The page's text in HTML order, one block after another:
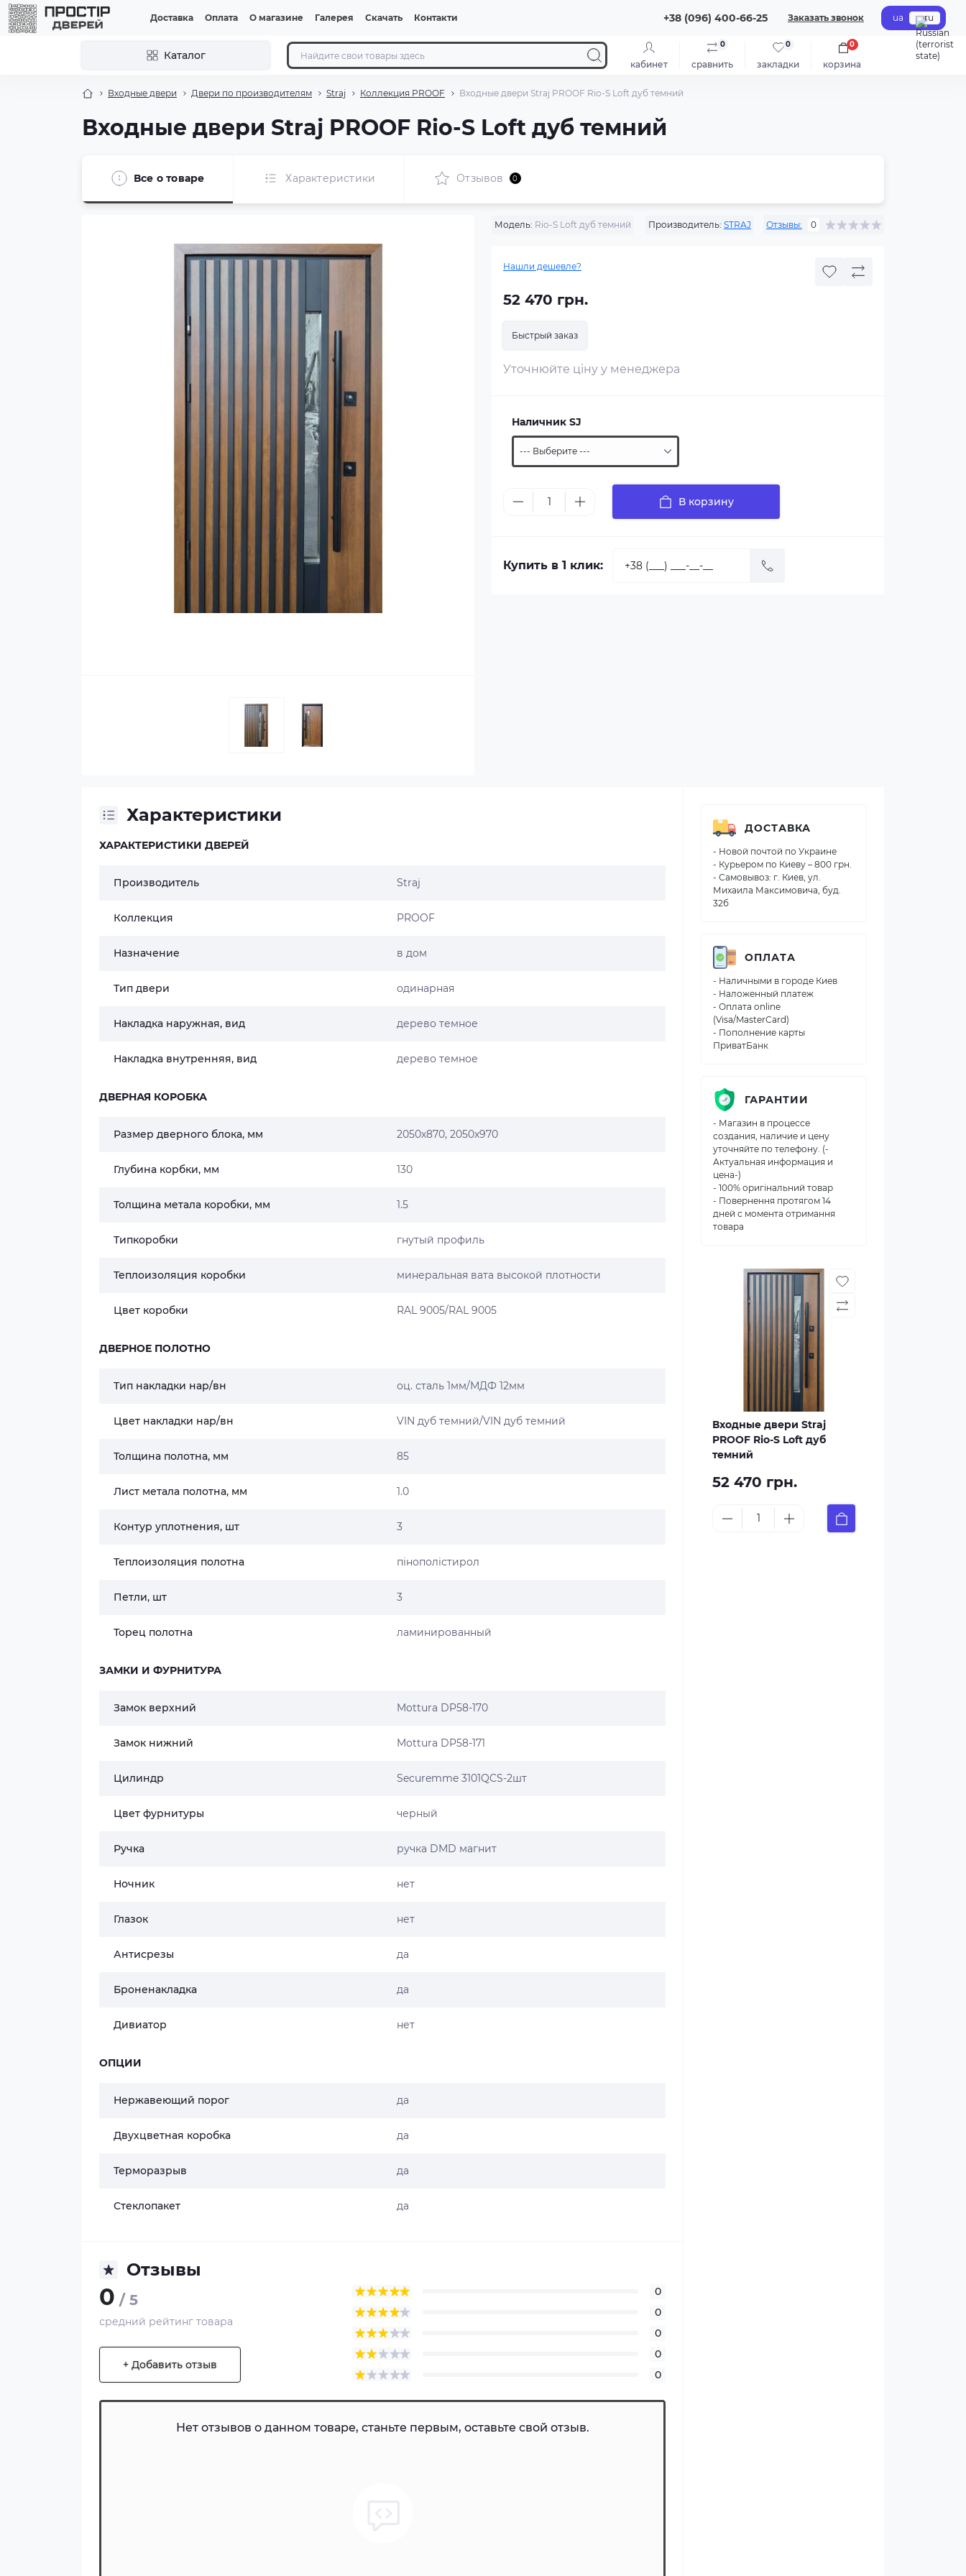
Доставка Оплата О магазине Галерея Скачать Контакти +38 (096) 400-66-25 Заказать звонок ua ru
Каталог
кабинет сравнить
0
закладки
0
корзина
0
Входные двери Двери по производителям Straj Коллекция PROOF Входные двери Straj PROOF Rio-S Loft дуб темний
Входные двери Straj PROOF Rio-S Loft дуб темний
Все о товаре Характеристики Отзывов 0
Модель: Rio-S Loft дуб темний Производитель: STRAJ Отзывы: 0
Нашли дешевле?
52 470 грн.
Быстрый заказ
Уточнюйте ціну у менеджера
Наличник SJ
В корзину
Купить в 1 клик:
Характеристики
ХАРАКТЕРИСТИКИ ДВЕРЕЙ
Производитель Straj
Коллекция PROOF
Назначение в дом
Тип двери одинарная
Накладка наружная, вид дерево темное
Накладка внутренняя, вид дерево темное
ДВЕРНАЯ КОРОБКА
Размер дверного блока, мм 2050х870, 2050х970
Глубина корбки, мм 130
Толщина метала коробки, мм 1.5
Типкоробки гнутый профиль
Теплоизоляция коробки минеральная вата высокой плотности
Цвет коробки RAL 9005/RAL 9005
ДВЕРНОЕ ПОЛОТНО
Тип накладки нар/вн оц. сталь 1мм/МДФ 12мм
Цвет накладки нар/вн VIN дуб темний/VIN дуб темний
Толщина полотна, мм 85
Лист метала полотна, мм 1.0
Контур уплотнения, шт 3
Теплоизоляция полотна пінополістирол
Петли, шт 3
Торец полотна ламинированный
ЗАМКИ И ФУРНИТУРА
Замок верхний Mottura DP58-170
Замок нижний Mottura DP58-171
Цилиндр Securemme 3101QCS-2шт
Цвет фурнитуры черный
Ручка ручка DMD магнит
Ночник нет
Глазок нет
Антисрезы да
Броненакладка да
Дивиатор нет
ОПЦИИ
Нержавеющий порог да
Двухцветная коробка да
Терморазрыв да
Стеклопакет да
Отзывы
0 / 5
средний рейтинг товара
+ Добавить отзыв
0
0
0
0
0
Нет отзывов о данном товаре, станьте первым, оставьте свой отзыв.
ДОСТАВКА
- Новой почтой по Украине
- Курьером по Киеву – 800 грн.
- Самовывоз: г. Киев, ул.
Михаила Максимовича, буд.
32б
ОПЛАТА
- Наличными в городе Киев
- Наложенный платеж
- Оплата online
(Visa/MasterCard)
- Пополнение карты
ПриватБанк
ГАРАНТИИ
- Магазин в процессе
создания, наличие и цену
уточняйте по телефону. (-
Актуальная информация и
цена-)
- 100% оригінальний товар
- Повернення протягом 14
дней с момента отримання
товара
Входные двери Straj
PROOF Rio-S Loft дуб
темний
52 470 грн.